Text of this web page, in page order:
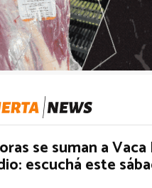
se suman a
escuchá este